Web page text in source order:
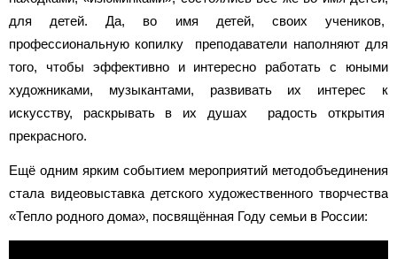
для детей. Да, во имя детей, своих учеников,
профессиональную копилку преподаватели наполняют для
того, чтобы эффективно и интересно работать с юными
художниками, музыкантами, развивать их интерес к
искусству, раскрывать в их душах радость открытия
прекрасного.
Ещё одним ярким событием мероприятий методобъединения
стала видеовыставка детского художественного творчества
«Тепло родного дома», посвящённая Году семьи в России: